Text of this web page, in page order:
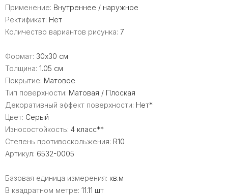
Применение: Внутреннее / наружное
Ректификат: Нет
Количество вариантов рисунка: 7
Формат: 30x30 см
Толщина: 1.05 см
Покрытие: Матовое
Тип поверхности: Матовая / Плоская
Декоративный эффект поверхности: Нет*
Цвет: Серый
Износостойкость: 4 класс**
Степень противоскольжения: R10
Артикул: 6532-0005
Базовая единица измерения: кв.м
В квадратном метре: 11.11 шт